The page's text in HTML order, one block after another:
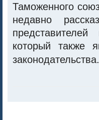
Таможенного
недавно
представителей
который также
законодательства.